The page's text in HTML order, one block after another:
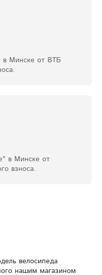
в Минске от ВТБ
в Минске от
взноса.
велосипеда
нашим магазином